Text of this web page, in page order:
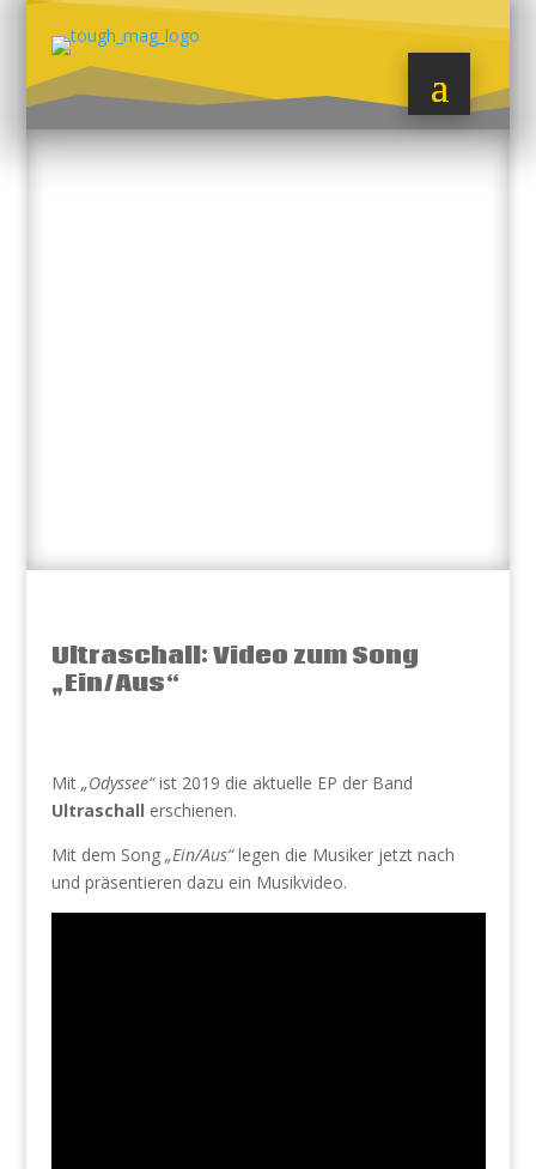
Ultraschall: Video zum Song
„Ein/Aus“
Mit „Odyssee“ist 2019 die aktuelle EP der Band
Ultraschall erschienen.
Mit dem Song „Ein/Aus“legen die Musiker jetzt nach
und präsentieren dazu ein Musikvideo.